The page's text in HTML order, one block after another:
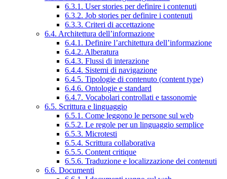
6.3.1. User stories per definire i contenuti
6.3.2. Job stories per definire i contenuti
6.3.3. Criteri di accettazione
6.4. Architettura dell’informazione
6.4.1. Definire l’architettura dell’informazione
6.4.2. Alberatura
6.4.3. Flussi di interazione
6.4.4. Sistemi di navigazione
6.4.5. Tipologie di contenuto (content type)
6.4.6. Ontologie e standard
6.4.7. Vocabolari controllati e tassonomie
6.5. Scrittura e linguaggio
6.5.1. Come leggono le persone sul web
6.5.2. Le regole per un linguaggio semplice
6.5.3. Microtesti
6.5.4. Scrittura collaborativa
6.5.5. Content critique
6.5.6. Traduzione e localizzazione dei contenuti
6.6. Documenti